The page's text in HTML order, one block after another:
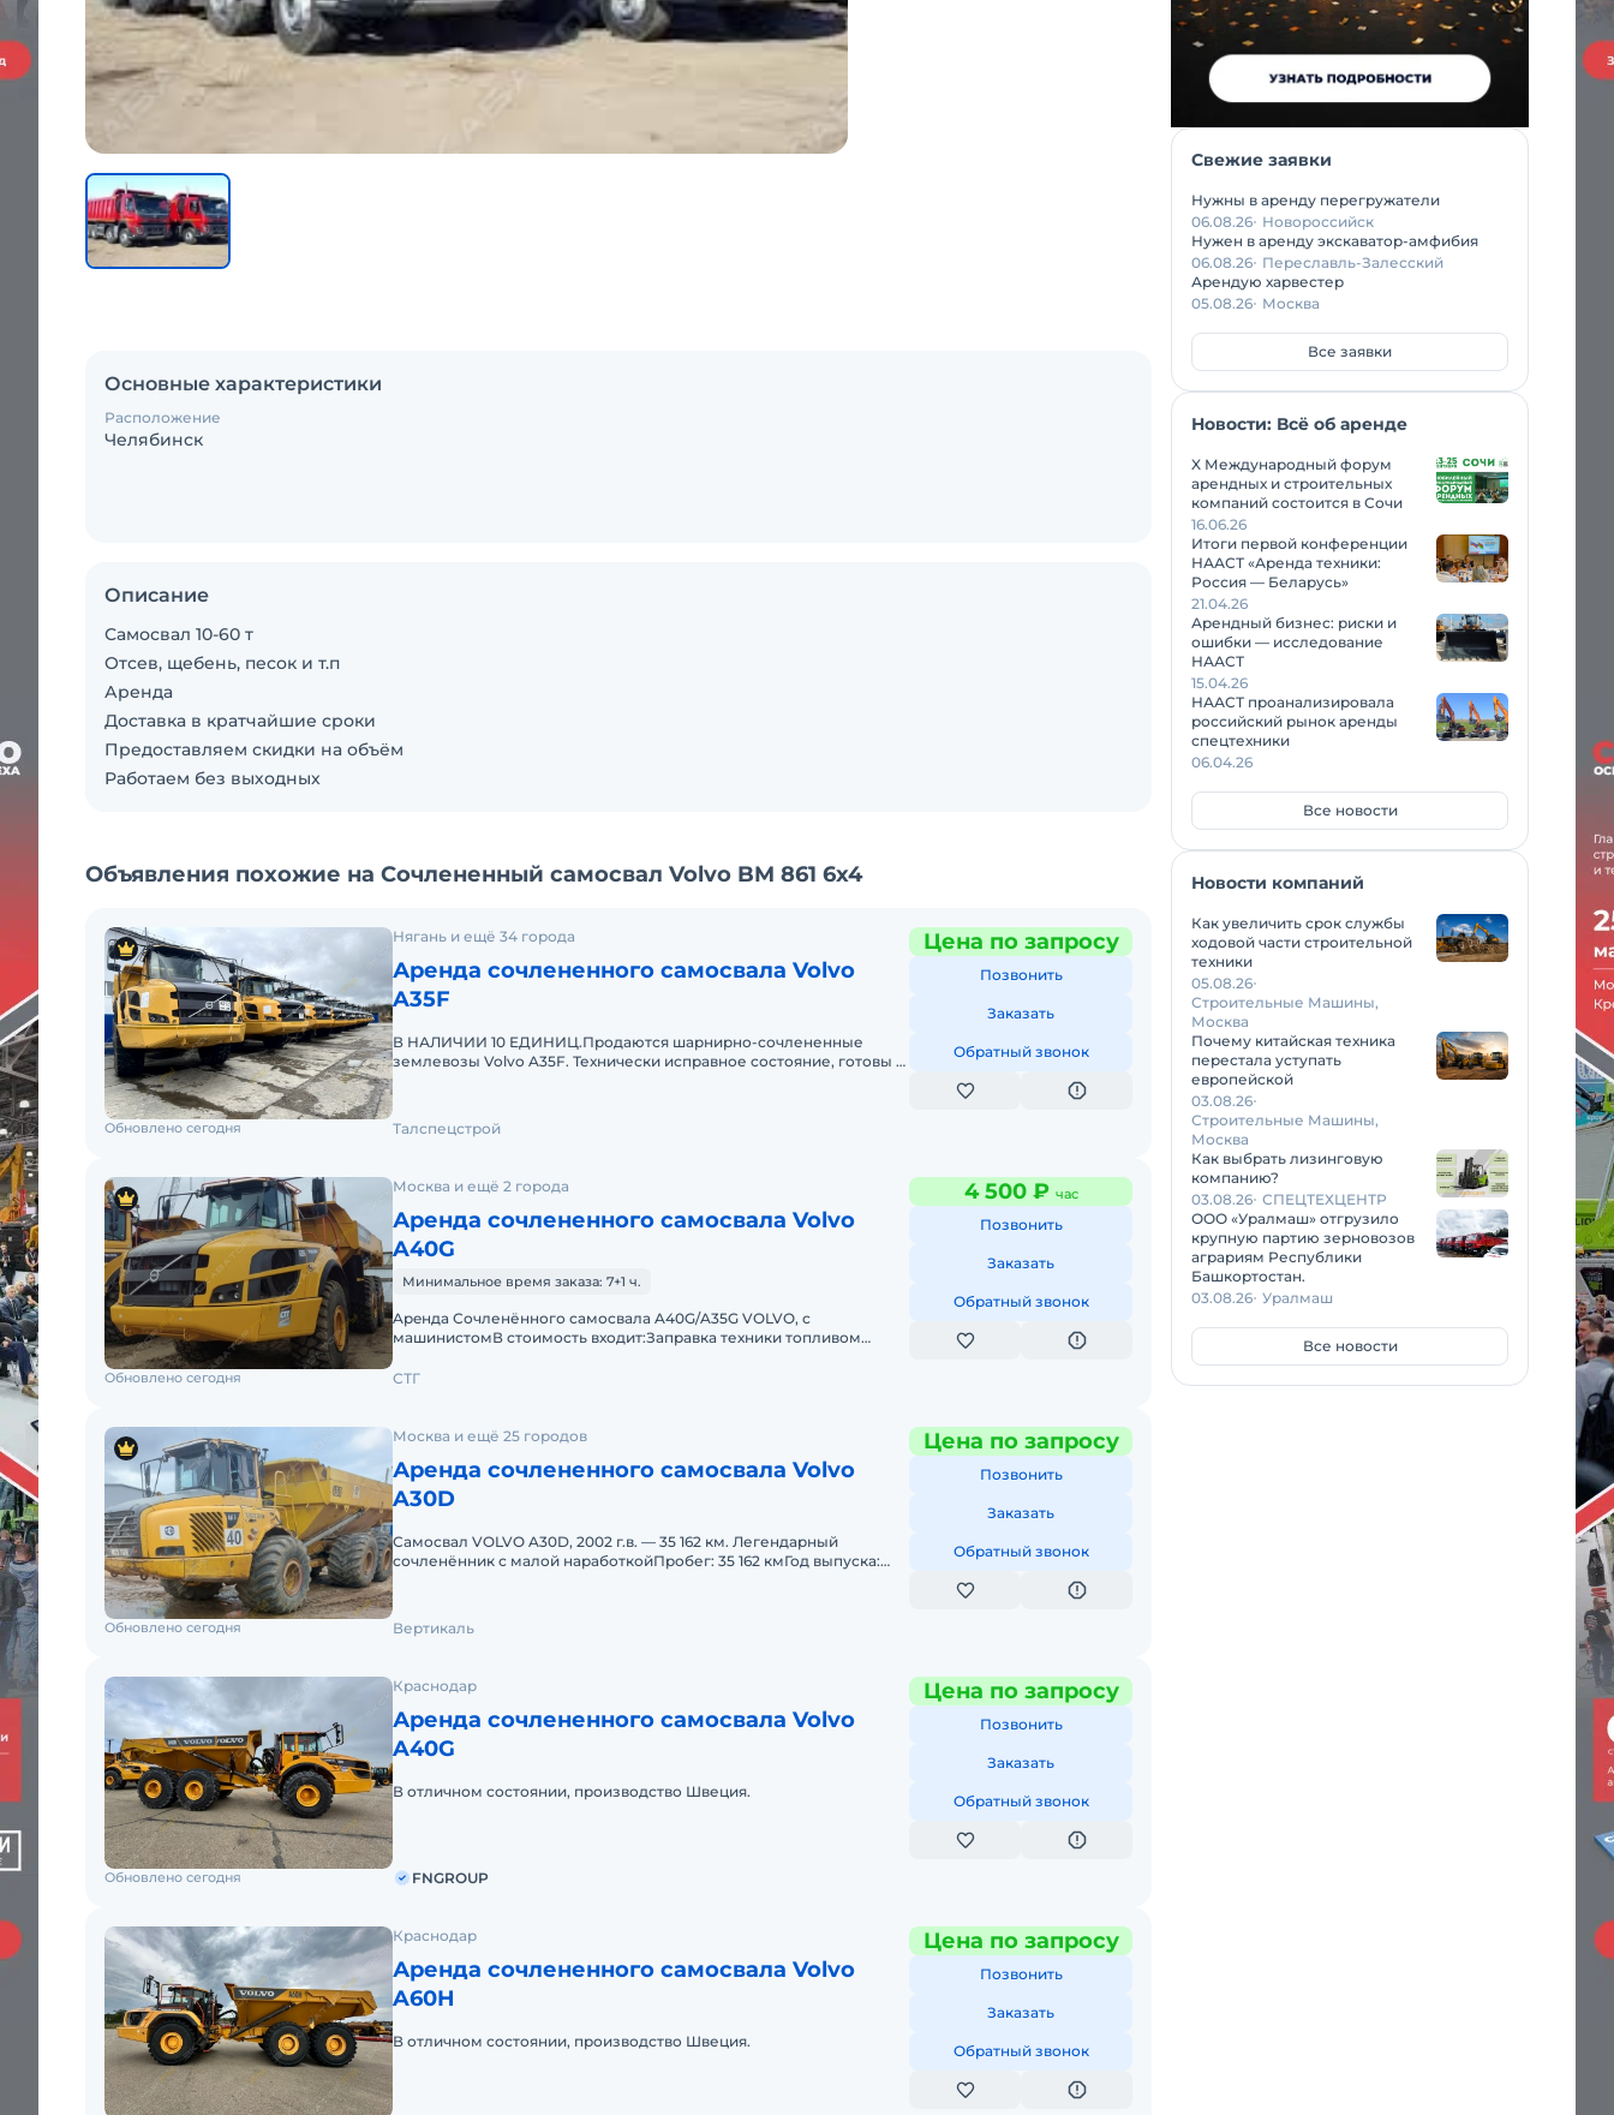
Основные характеристики
Расположение
Челябинск
Описание
Самосвал 10-60 т
Отсев, щебень, песок и т.п
Аренда
Доставка в кратчайшие сроки
Предоставляем скидки на объём
Работаем без выходных
Объявления похожие на Сочлененный самосвал Volvo BM 861 6x4
Нягань и ещё 34 города
Аренда сочлененного самосвала Volvo
A35F
В НАЛИЧИИ 10 ЕДИНИЦ.Продаются шарнирно-сочлененные
землевозы Volvo A35F. Технически исправное состояние, готовы к
Цена по запросу
Позвонить
Заказать
Обратный звонок
Обновлено сегодня Талспецстрой
Москва и ещё 2 города
Аренда сочлененного самосвала Volvo
A40G
Минимальное время заказа: 7+1 ч.
Apeнда Сочленённого самосвала A40G/A35G VOLVO, с
машинистомВ стоимость входит:Заправка техники топливом
4 500 ₽ час
Позвонить
Заказать
Обратный звонок
Обновлено сегодня СТГ
Москва и ещё 25 городов
Аренда сочлененного самосвала Volvo
A30D
Самосвал VOLVO A30D, 2002 г.в. — 35 162 км. Легендарный
сочленённик с малой наработкойПробег: 35 162 кмГод выпуска:
Цена по запросу
Позвонить
Заказать
Обратный звонок
Обновлено сегодня Вертикаль
Краснодар
Аренда сочлененного самосвала Volvo
A40G
В отличном состоянии, производство Швеция.
Цена по запросу
Позвонить
Заказать
Обратный звонок
Обновлено сегодня FNGROUP
Краснодар
Аренда сочлененного самосвала Volvo
A60H
В отличном состоянии, производство Швеция.
Цена по запросу
Позвонить
Заказать
Обратный звонок
Свежие заявки
Нужны в аренду перегружатели
06.08.26 Новороссийск
Нужен в аренду экскаватор-амфибия
06.08.26 Переславль-Залесский
Арендую харвестер
05.08.26 Москва
Все заявки
Новости: Всё об аренде
X Международный форум
арендных и строительных
компаний состоится в Сочи
16.06.26
Итоги первой конференции
НААСТ «Аренда техники:
Россия — Беларусь»
21.04.26
Арендный бизнес: риски и
ошибки — исследование
НААСТ
15.04.26
НААСТ проанализировала
российский рынок аренды
спецтехники
06.04.26
Все новости
Новости компаний
Как увеличить срок службы
ходовой части строительной
техники
05.08.26
Строительные Машины,
Москва
Почему китайская техника
перестала уступать
европейской
03.08.26
Строительные Машины,
Москва
Как выбрать лизинговую
компанию?
03.08.26 СПЕЦТЕХЦЕНТР
ООО «Уралмаш» отгрузило
крупную партию зерновозов
аграриям Республики
Башкортостан.
03.08.26 Уралмаш
Все новости